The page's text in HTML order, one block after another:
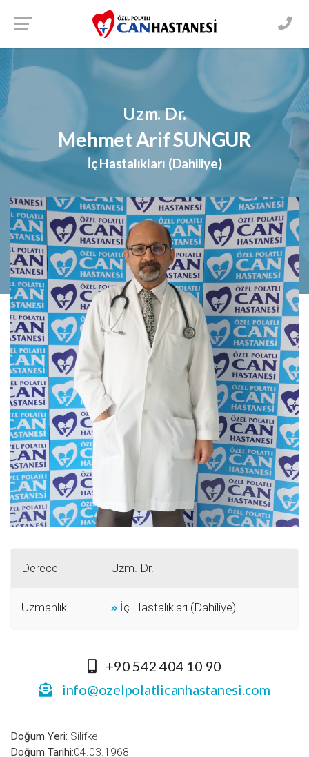
Uzm. Dr.
Mehmet Arif SUNGUR
İç Hastalıkları (Dahiliye)
Derece Uzm. Dr.
Uzmanlık İç Hastalıkları (Dahiliye)
+90 542 404 10 90
info@ozelpolatlicanhastanesi.com
Doğum Yeri: Silifke
Doğum Tarihi:04.03.1968